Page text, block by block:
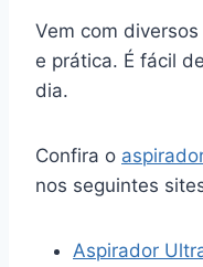
Vem com
e prática. É fácil
dia.
Confira o
nos seguintes
Aspirador